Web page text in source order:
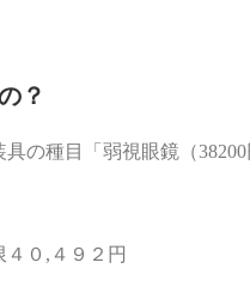
？
の種目「弱視眼鏡（
０,４９２円